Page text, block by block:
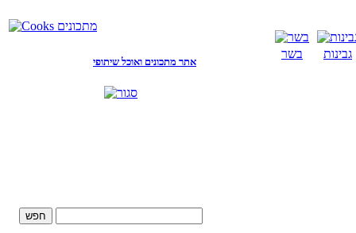
אתר מתכונים ואוכל שיתופי
בשר גבינות